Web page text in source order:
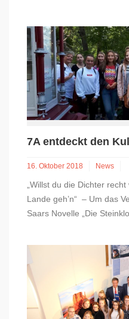
7A entdeckt den
16. Oktober 2018 News
„Willst du die Dichter
Lande geh’n“ – Um das
Saars Novelle „Die